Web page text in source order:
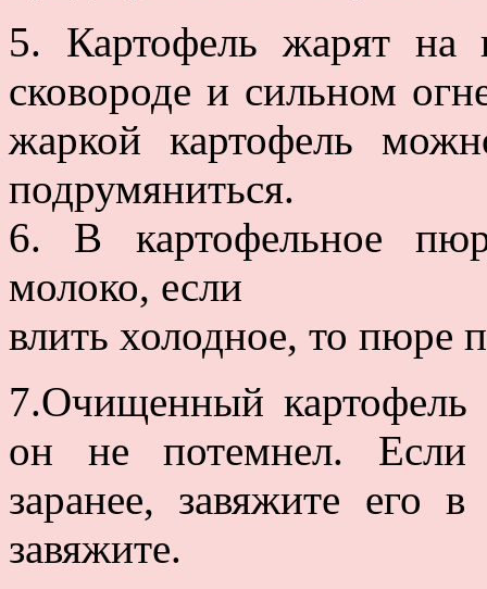
5. Картофель жарят на
сковороде и сильном
жаркой картофель
подрумяниться.
6. В картофельное
молоко, если
влить холодное, то пюре
7.Очищенный картофель
он не потемнел. Если
заранее, завяжите его
завяжите.